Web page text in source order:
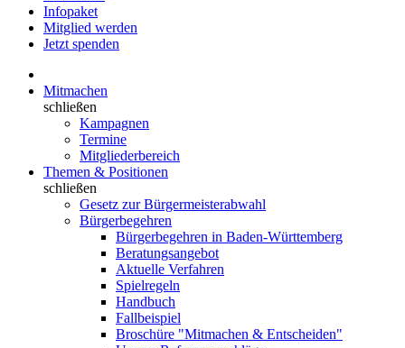
Infopaket
Mitglied werden
Jetzt spenden
Mitmachen
schließen
Kampagnen
Termine
Mitgliederbereich
Themen & Positionen
schließen
Gesetz zur Bürgermeisterabwahl
Bürgerbegehren
Bürgerbegehren in Baden-Württemberg
Beratungsangebot
Aktuelle Verfahren
Spielregeln
Handbuch
Fallbeispiel
Broschüre "Mitmachen & Entscheiden"